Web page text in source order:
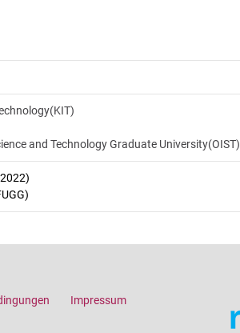
and Technology Graduate University(OIST)
Impressum